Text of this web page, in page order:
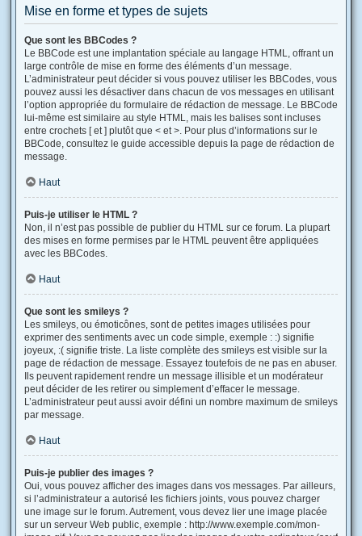
Mise en forme et types de sujets
Que sont les BBCodes ?
Le BBCode est une implantation spéciale au langage HTML, offrant un
large contrôle de mise en forme des éléments d’un message.
L’administrateur peut décider si vous pouvez utiliser les BBCodes, vous
pouvez aussi les désactiver dans chacun de vos messages en utilisant
l’option appropriée du formulaire de rédaction de message. Le BBCode
lui-même est similaire au style HTML, mais les balises sont incluses
entre crochets [ et ] plutôt que < et >. Pour plus d’informations sur le
BBCode, consultez le guide accessible depuis la page de rédaction de
message.
Haut
Puis-je utiliser le HTML ?
Non, il n’est pas possible de publier du HTML sur ce forum. La plupart
des mises en forme permises par le HTML peuvent être appliquées
avec les BBCodes.
Haut
Que sont les smileys ?
Les smileys, ou émoticônes, sont de petites images utilisées pour
exprimer des sentiments avec un code simple, exemple : :) signifie
joyeux, :( signifie triste. La liste complète des smileys est visible sur la
page de rédaction de message. Essayez toutefois de ne pas en abuser.
Ils peuvent rapidement rendre un message illisible et un modérateur
peut décider de les retirer ou simplement d’effacer le message.
L’administrateur peut aussi avoir défini un nombre maximum de smileys
par message.
Haut
Puis-je publier des images ?
Oui, vous pouvez afficher des images dans vos messages. Par ailleurs,
si l’administrateur a autorisé les fichiers joints, vous pouvez charger
une image sur le forum. Autrement, vous devez lier une image placée
sur un serveur Web public, exemple : http://www.exemple.com/mon-